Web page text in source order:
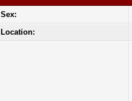
Sex:
Location: